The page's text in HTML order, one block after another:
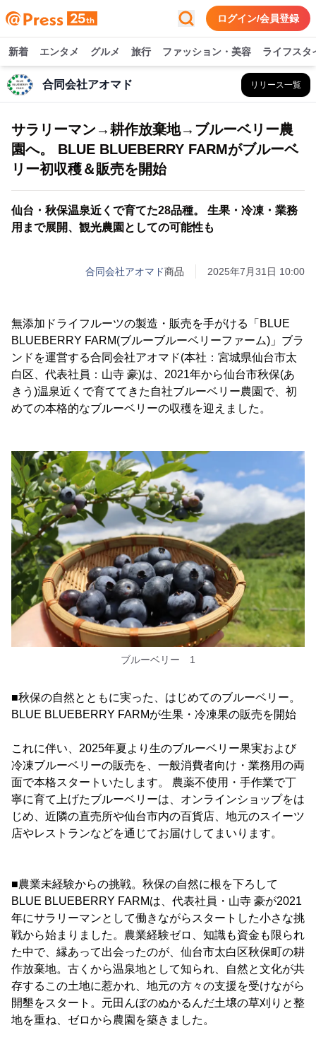
ログイン/会員登録
新着 エンタメ グルメ 旅行 ファッション・美容 ライフスタ
合同会社アオマド リリース一覧
サラリーマン→耕作放棄地→ブルーベリー農
園へ。 BLUE BLUEBERRY FARMがブルーベ
リー初収穫＆販売を開始
仙台・秋保温泉近くで育てた28品種。 生果・冷凍・業務
用まで展開、観光農園としての可能性も
合同会社アオマド商品 2025年7月31日 10:00
無添加ドライフルーツの製造・販売を手がける「BLUE
BLUEBERRY FARM(ブルーブルーベリーファーム)」ブラ
ンドを運営する合同会社アオマド(本社：宮城県仙台市太
白区、代表社員：山寺 豪)は、2021年から仙台市秋保(あ
きう)温泉近くで育ててきた自社ブルーベリー農園で、初
めての本格的なブルーベリーの収穫を迎えました。
ブルーベリー 1
■秋保の自然とともに実った、はじめてのブルーベリー。
BLUE BLUEBERRY FARMが生果・冷凍果の販売を開始
これに伴い、2025年夏より生のブルーベリー果実および
冷凍ブルーベリーの販売を、一般消費者向け・業務用の両
面で本格スタートいたします。 農薬不使用・手作業で丁
寧に育て上げたブルーベリーは、オンラインショップをは
じめ、近隣の直売所や仙台市内の百貨店、地元のスイーツ
店やレストランなどを通じてお届けしてまいります。
■農業未経験からの挑戦。秋保の自然に根を下ろして
BLUE BLUEBERRY FARMは、代表社員・山寺 豪が2021
年にサラリーマンとして働きながらスタートした小さな挑
戦から始まりました。農業経験ゼロ、知識も資金も限られ
た中で、縁あって出会ったのが、仙台市太白区秋保町の耕
作放棄地。古くから温泉地として知られ、自然と文化が共
存するこの土地に惹かれ、地元の方々の支援を受けながら
開墾をスタート。元田んぼのぬかるんだ土壌の草刈りと整
地を重ね、ゼロから農園を築きました。